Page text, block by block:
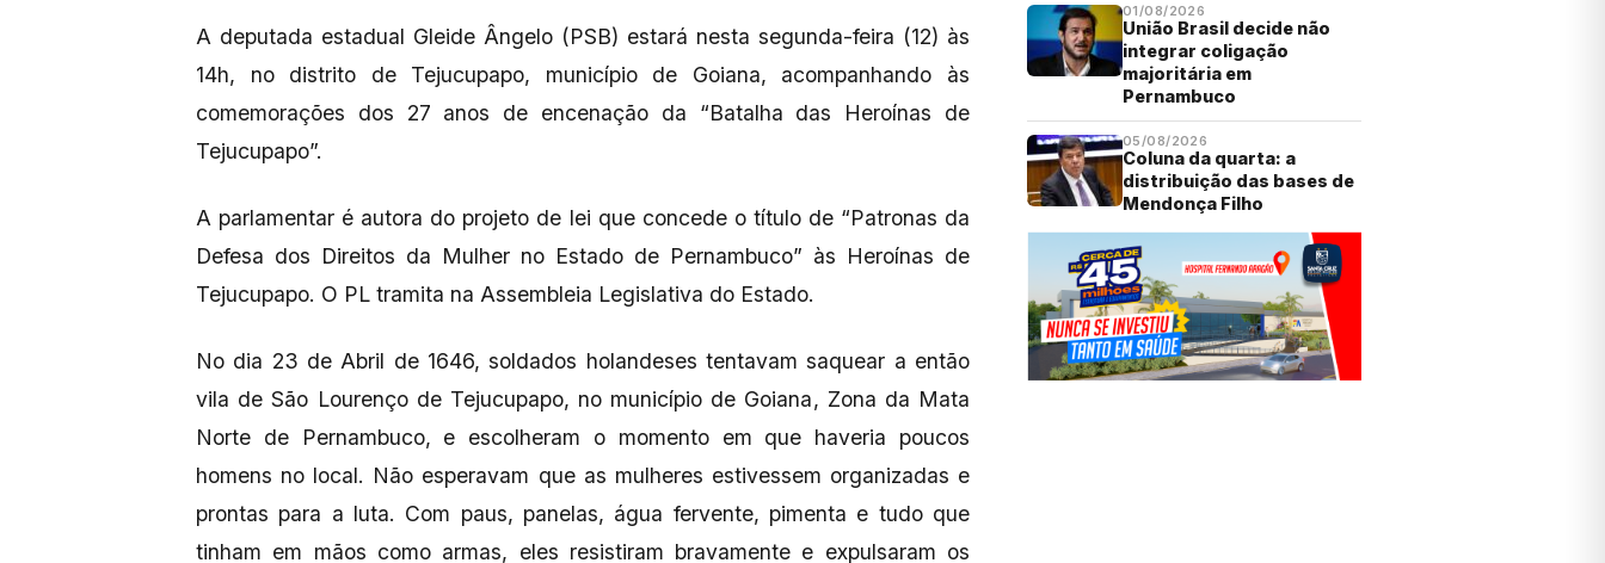
A deputada estadual Gleide Ângelo (PSB) estará nesta segunda-feira (12) às
14h, no distrito de Tejucupapo, município de Goiana, acompanhando às
comemorações dos 27 anos de encenação da “Batalha das Heroínas de
Tejucupapo”.
A parlamentar é autora do projeto de lei que concede o título de “Patronas da
Defesa dos Direitos da Mulher no Estado de Pernambuco” às Heroínas de
Tejucupapo. O PL tramita na Assembleia Legislativa do Estado.
No dia 23 de Abril de 1646, soldados holandeses tentavam saquear a então
vila de São Lourenço de Tejucupapo, no município de Goiana, Zona da Mata
Norte de Pernambuco, e escolheram o momento em que haveria poucos
homens no local. Não esperavam que as mulheres estivessem organizadas e
prontas para a luta. Com paus, panelas, água fervente, pimenta e tudo que
tinham em mãos como armas, eles resistiram bravamente e expulsaram os
01/08/2026
União Brasil decide não
integrar coligação
majoritária em
Pernambuco
05/08/2026
Coluna da quarta: a
distribuição das bases de
Mendonça Filho